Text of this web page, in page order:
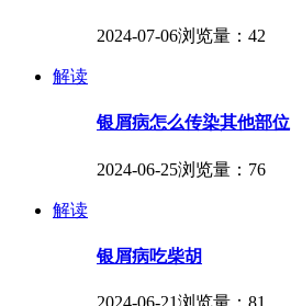
2024-07-06浏览量：42
解读
银屑病怎么传染其他部位
2024-06-25浏览量：76
解读
银屑病吃柴胡